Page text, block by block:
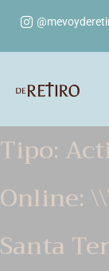
Tipo:
Online:
Santa